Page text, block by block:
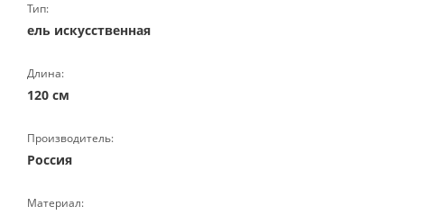
Тип:
ель искусственная
Длина:
120 см
Производитель:
Россия
Материал: